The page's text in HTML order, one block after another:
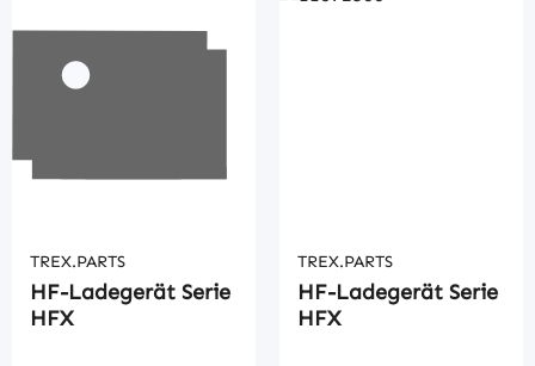
TREX.PARTS
HF-Ladegerät Serie
HFX
TREX.PARTS
HF-Ladegerät Serie
HFX